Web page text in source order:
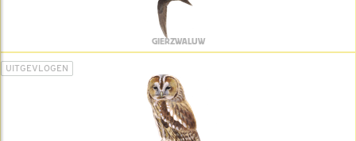
GIERZWALUW
UITGEVLOGEN